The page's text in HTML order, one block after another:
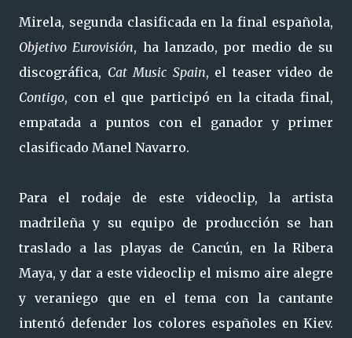
Mirela, segunda clasificada en la final española,
Objetivo Eurovisión, ha lanzado, por medio de su
discográfica, Cat Music Spain, el teaser video de
Contigo, con el que participó en la citada final,
empatada a puntos con el ganador y primer
clasificado Manel Navarro.
Para el rodaje de este videoclip, la artista
madrileña y su equipo de producción se han
traslado a las playas de Cancún, en la Ribera
Maya, y dar a este videoclip el mismo aire alegre
y veraniego que en el tema con la cantante
intentó defender los colores españoles en Kiev.